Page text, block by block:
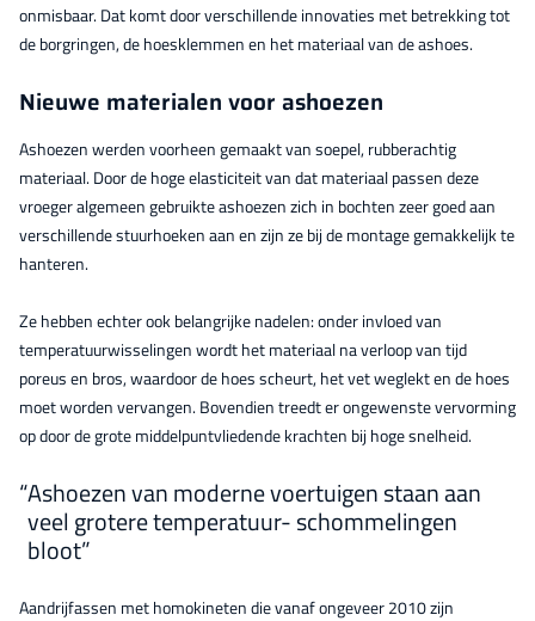
onmisbaar. Dat komt door verschillende innovaties met betrekking tot
de borgringen, de hoesklemmen en het materiaal van de ashoes.
Nieuwe materialen voor ashoezen
Ashoezen werden voorheen gemaakt van soepel, rubberachtig
materiaal. Door de hoge elasticiteit van dat materiaal passen deze
vroeger algemeen gebruikte ashoezen zich in bochten zeer goed aan
verschillende stuurhoeken aan en zijn ze bij de montage gemakkelijk te
hanteren.
Ze hebben echter ook belangrijke nadelen: onder invloed van
temperatuurwisselingen wordt het materiaal na verloop van tijd
poreus en bros, waardoor de hoes scheurt, het vet weglekt en de hoes
moet worden vervangen. Bovendien treedt er ongewenste vervorming
op door de grote middelpuntvliedende krachten bij hoge snelheid.
Ashoezen van moderne voertuigen staan aan
veel grotere temperatuur- schommelingen
bloot”
Aandrijfassen met homokineten die vanaf ongeveer 2010 zijn